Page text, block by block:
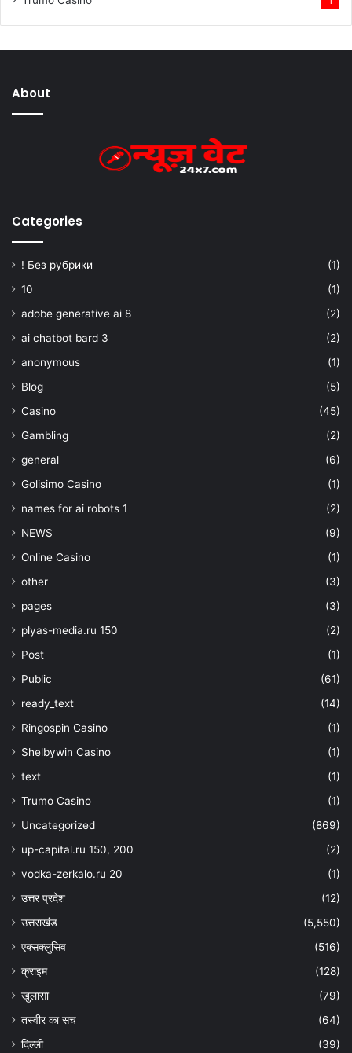
About
Categories
! Без рубрики
(1)
10
(1)
adobe generative ai 8
(2)
ai chatbot bard 3
(2)
anonymous
(1)
Blog
(5)
Casino
(45)
Gambling
(2)
general
(6)
Golisimo Casino
(1)
names for ai robots 1
(2)
NEWS
(9)
Online Casino
(1)
other
(3)
pages
(3)
plyas-media.ru 150
(2)
Post
(1)
Public
(61)
ready_text
(14)
Ringospin Casino
(1)
Shelbywin Casino
(1)
text
(1)
Trumo Casino
(1)
Uncategorized
(869)
up-capital.ru 150, 200
(2)
vodka-zerkalo.ru 20
(1)
उत्तर प्रदेश
(12)
उत्तराखंड
(5,550)
एक्सक्लुसिव
(516)
क्राइम
(128)
खुलासा
(79)
तस्वीर का सच
(64)
दिल्ली
(39)